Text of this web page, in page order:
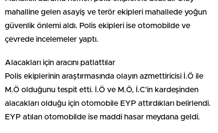
mahalline gelen asayiş ve terör ekipleri mahallede yoğun
güvenlik önlemi aldı. Polis ekipleri ise otomobilde ve
çevrede incelemeler yaptı.
Alacakları için aracını patlattılar
Polis ekiplerinin araştırmasında olayın azmettiricisi İ.Ö ile
M.Ö olduğunu tespit etti. İ.Ö ve M.Ö, İ.C’in kardeşinden
alacakları olduğu için otomobile EYP attırdıkları belirlendi.
EYP atılan otomobilde ise maddi hasar meydana geldi.